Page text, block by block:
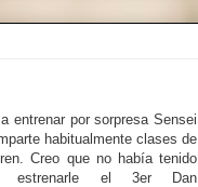
entrenar por sorpresa Sensei
habitualmente clases de
Creo que no había tenido
estrenarle el 3er Dan